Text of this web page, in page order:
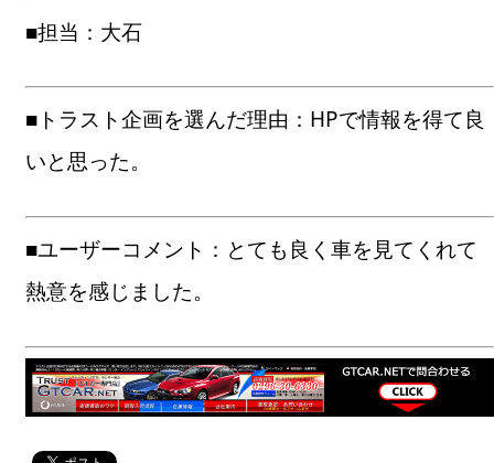
■担当：大石
■トラスト企画を選んだ理由：HPで情報を得て良
いと思った。
■ユーザーコメント：とても良く車を見てくれて
熱意を感じました。